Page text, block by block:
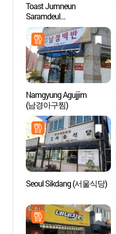
Toast Jumneun
Saramdeul
Bipa(토스트굽는사람들
비파)
Namgyung Agujjim
(남경아구찜)
Seoul Sikdang (서울식당)